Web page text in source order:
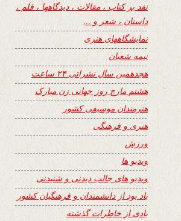
نفد بر کتاب ، مقالات ، دیدگاهها ، فلم ،
داستان ، شعر و …
نمایشگاههای هنری
نیمه شعبان
هجدهمین سال نشراتی ۲۴ ساعت
هشتم مارچ روز جهانی زن مبارک
هنرمندان موسیقی کشور
هنری و فرهنگی
ورزش
ویدیو ها
ویدیو های جالب دیدنی و شنیدنی
یاد بود از دانشمندان و فرهنگیان کشور
یادی از خاطرات گذشته